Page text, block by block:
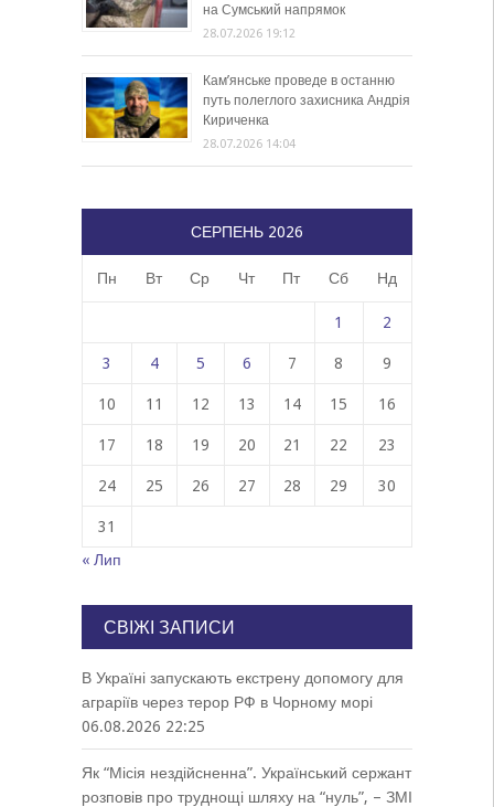
на Сумський напрямок
28.07.2026 19:12
Кам’янське проведе в останню
путь полеглого захисника Андрія
Кириченка
28.07.2026 14:04
СЕРПЕНЬ 2026
Пн Вт Ср Чт Пт Сб Нд
1 2
3 4 5 6 7 8 9
10 11 12 13 14 15 16
17 18 19 20 21 22 23
24 25 26 27 28 29 30
31
« Лип
СВІЖІ ЗАПИСИ
В Україні запускають екстрену допомогу для
аграріїв через терор РФ в Чорному морі
06.08.2026 22:25
Як “Місія нездійсненна”. Український сержант
розповів про труднощі шляху на “нуль”, – ЗМІ